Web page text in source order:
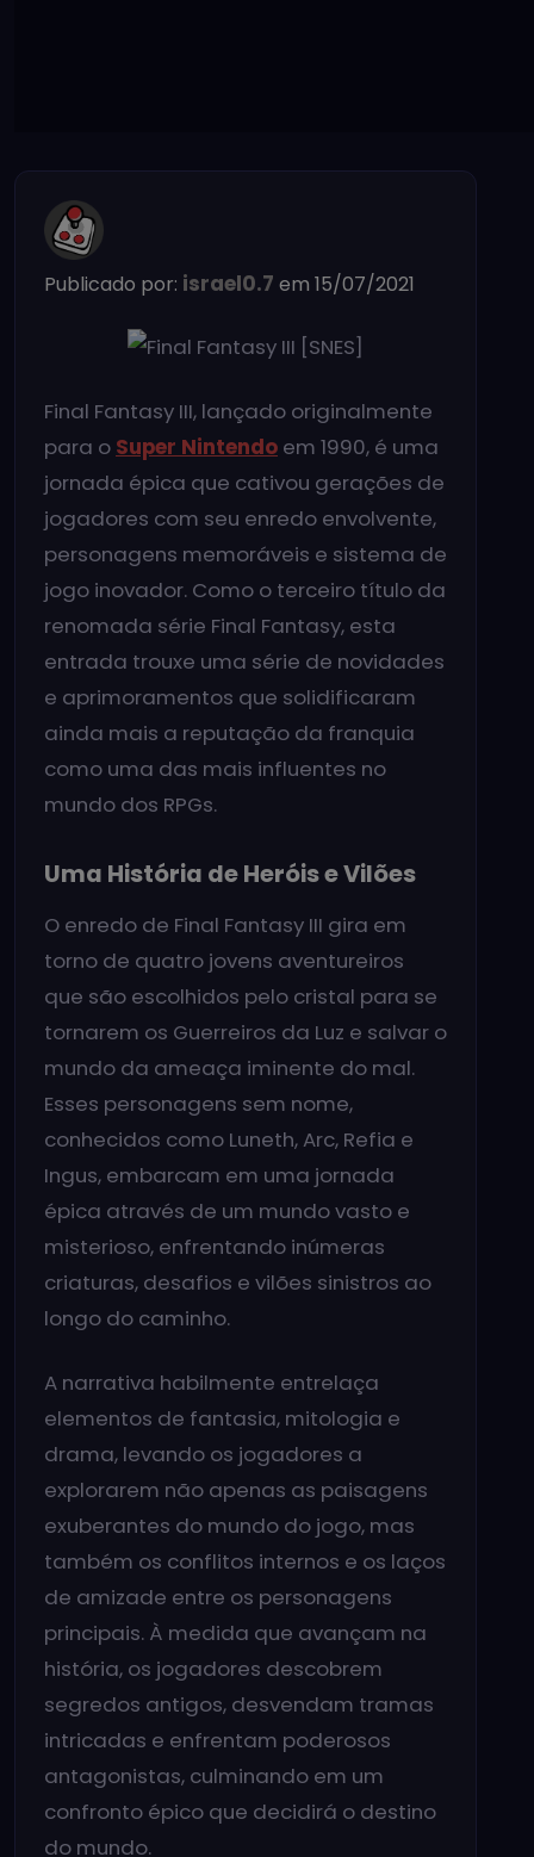
Publicado por: israel0.7 em 15/07/2021
Final Fantasy III, lançado originalmente
para o Super Nintendo em 1990, é uma
jornada épica que cativou gerações de
jogadores com seu enredo envolvente,
personagens memoráveis e sistema de
jogo inovador. Como o terceiro título da
renomada série Final Fantasy, esta
entrada trouxe uma série de novidades
e aprimoramentos que solidificaram
ainda mais a reputação da franquia
como uma das mais influentes no
mundo dos RPGs.
Uma História de Heróis e Vilões
O enredo de Final Fantasy III gira em
torno de quatro jovens aventureiros
que são escolhidos pelo cristal para se
tornarem os Guerreiros da Luz e salvar o
mundo da ameaça iminente do mal.
Esses personagens sem nome,
conhecidos como Luneth, Arc, Refia e
Ingus, embarcam em uma jornada
épica através de um mundo vasto e
misterioso, enfrentando inúmeras
criaturas, desafios e vilões sinistros ao
longo do caminho.
A narrativa habilmente entrelaça
elementos de fantasia, mitologia e
drama, levando os jogadores a
explorarem não apenas as paisagens
exuberantes do mundo do jogo, mas
também os conflitos internos e os laços
de amizade entre os personagens
principais. À medida que avançam na
história, os jogadores descobrem
segredos antigos, desvendam tramas
intricadas e enfrentam poderosos
antagonistas, culminando em um
confronto épico que decidirá o destino
do mundo.